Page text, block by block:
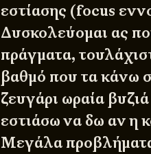
εστίασης (focus
Δυσκολεύομαι ας
πράγματα,
βαθμό που τα κάνω
ζευγάρι ωραία
εστιάσω να δω αν η
Μεγάλα